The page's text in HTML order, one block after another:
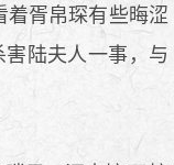
胥帛琛有些晦涩
陆夫人一事，与